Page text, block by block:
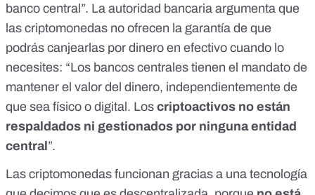
banco central”. La autoridad bancaria argumenta que
las criptomonedas no ofrecen la garantía de que
podrás canjearlas por dinero en efectivo cuando lo
necesites: “Los bancos centrales tienen el mandato de
mantener el valor del dinero, independientemente de
que sea físico o digital. Los criptoactivos no están
respaldados ni gestionados por ninguna entidad
central ”.
Las criptomonedas funcionan gracias a una tecnología